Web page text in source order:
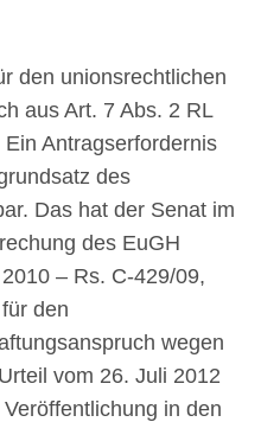
den unionsrechtlichen
aus Art. 7 Abs. 2 RL
Antragserfordernis
des
Das hat der Senat im
des EuGH
– Rs. C-429/09,
den
wegen
vom 26. Juli 2012
in den